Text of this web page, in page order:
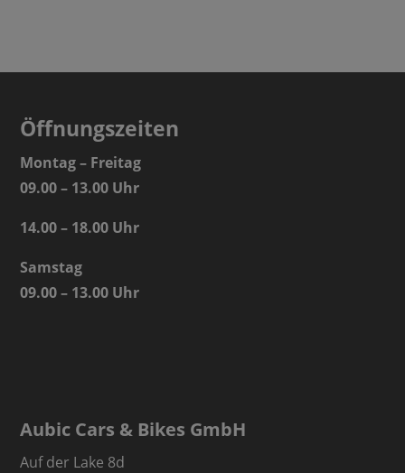
Öffnungszeiten
Montag – Freitag
09.00 – 13.00 Uhr
14.00 – 18.00 Uhr
Samstag
09.00 – 13.00 Uhr
Aubic Cars & Bikes GmbH
Auf der Lake 8d